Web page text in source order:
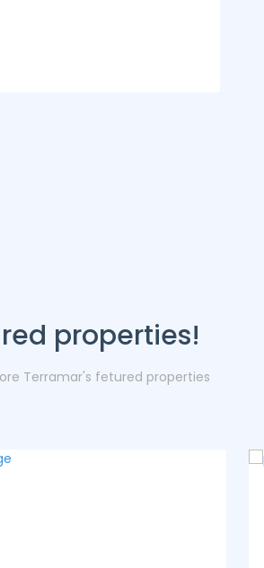
properties!
Terramar's fetured properties